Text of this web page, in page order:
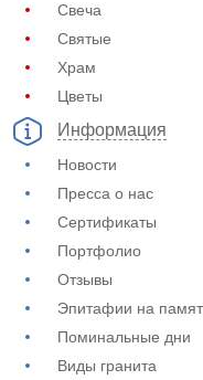
Свеча
Святые
Храм
Цветы
Информация
Новости
Пресса о нас
Сертификаты
Портфолио
Отзывы
Эпитафии на
Поминальные дни
Виды гранита